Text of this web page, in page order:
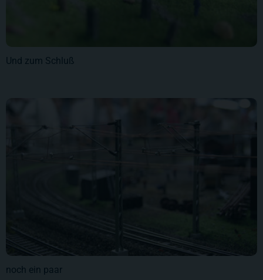
Und zum Schluß
noch ein paar